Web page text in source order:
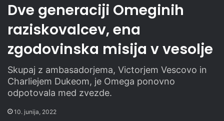
Dve generaciji Omeginih
raziskovalcev, ena
zgodovinska misija v vesolje
Skupaj z ambasadorjema, Victorjem Vescovo in
Charliejem Dukeom, je Omega ponovno
odpotovala med zvezde.
10. junija, 2022